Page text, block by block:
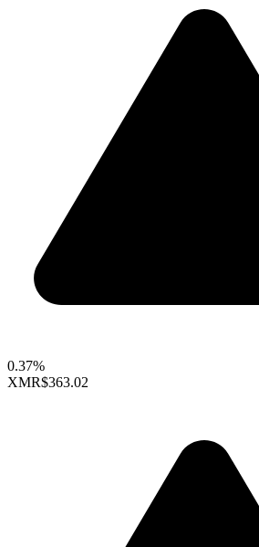
0.37%
XMR$363.02